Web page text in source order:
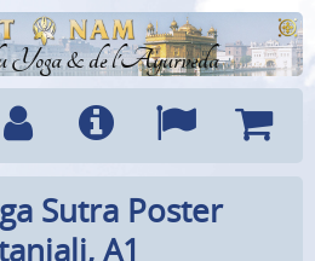
& de l'Ayurveda
Info LanguesPanier
Sutra Poster
A1